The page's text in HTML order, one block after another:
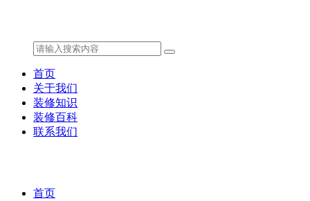
首页
关于我们
装修知识
装修百科
联系我们
首页